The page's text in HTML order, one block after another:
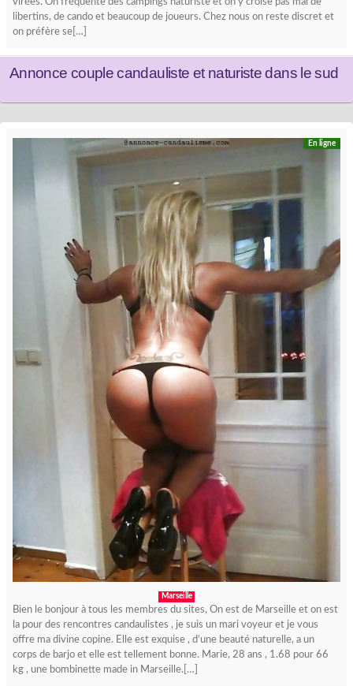
virées. On fréquente des campings naturiste et on y croise pas mal de
libertins, de cando et beaucoup de joueurs. Chez nous on reste discret et
on préfère se[…]
Annonce couple candauliste et naturiste dans le sud
En ligne
Marseille
Bien le bonjour à tous les membres du sites, On est de Marseille et on est
la pour des rencontres candaulistes , je suis un mari voyeur et je vous
offre ma divine copine. Elle est exquise , d’une beauté naturelle, a un
corps de barjo et elle est tellement bonne. Marie, 28 ans , 1.68 pour 66
kg , une bombinette made in Marseille.[…]